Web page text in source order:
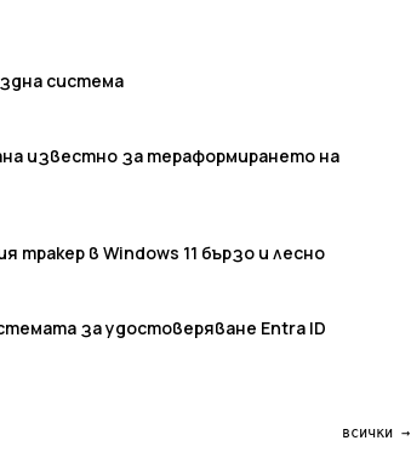
система
известно за тераформирането на
в Windows 11 бързо и лесно
за удостоверяване Entra ID
всички →